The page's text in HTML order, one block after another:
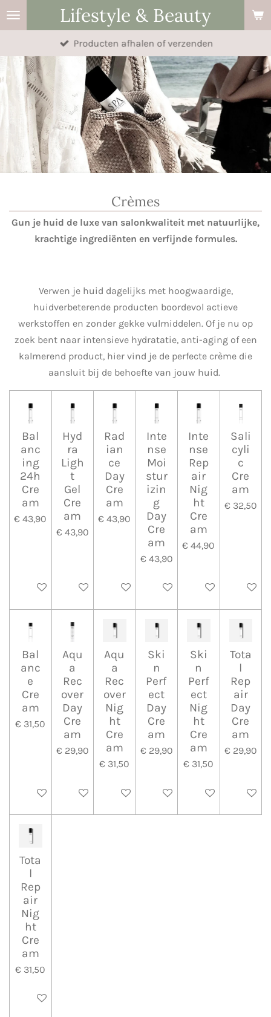
Ga
direct
hoofdinhoud
Lifestyle & Beauty
Producten afhalen of verzenden
Crèmes
Gun je huid de luxe van salonkwaliteit met natuurlijke,
krachtige ingrediënten en verfijnde formules.
Verwen je huid dagelijks met hoogwaardige,
huidverbeterende producten boordevol actieve
werkstoffen en zonder gekke vulmiddelen. Of je nu op
zoek bent naar intensieve hydratatie, anti-aging of een
kalmerend product, hier vind je de perfecte crème die
aansluit bij de behoefte van jouw huid.
Bal
anc
ing
24h
Cre
am
€ 43,90
In winkelwagen
Hyd
ra
Ligh
t
Gel
Cre
am
€ 43,90
In winkelwagen
Rad
ian
ce
Day
Cre
am
€ 43,90
In winkelwagen
Inte
nse
Moi
stur
izin
g
Day
Cre
am
€ 43,90
In winkelwagen
Inte
nse
Rep
air
Nig
ht
Cre
am
€ 44,90
In winkelwagen
Sali
cyli
c
Cre
am
€ 32,50
In
Bal
anc
e
Cre
am
€ 31,50
In winkelwagen
Aqu
a
Rec
over
Day
Cre
am
€ 29,90
In winkelwagen
Aqu
a
Rec
over
Nig
ht
Cre
am
€ 31,50
In winkelwagen
Ski
n
Perf
ect
Day
Cre
am
€ 29,90
In winkelwagen
Ski
n
Perf
ect
Nig
ht
Cre
am
€ 31,50
In winkelwagen
Tota
l
Rep
air
Day
Cre
am
€ 29,90
In
Tota
l
Rep
air
Nig
ht
Cre
am
€ 31,50
In winkelwagen